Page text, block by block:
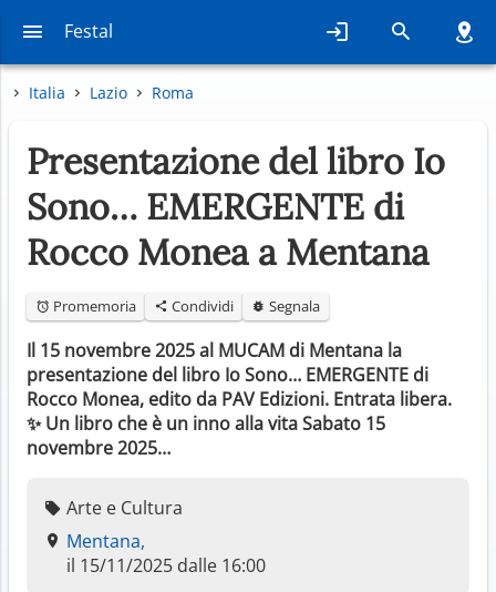
Festal
Italia Lazio Roma
Presentazione del libro Io
Sono… EMERGENTE di
Rocco Monea a Mentana
Promemoria Condividi Segnala
Il 15 novembre 2025 al MUCAM di Mentana la
presentazione del libro Io Sono… EMERGENTE di
Rocco Monea, edito da PAV Edizioni. Entrata libera.
✨ Un libro che è un inno alla vita Sabato 15
novembre 2025…
Arte e Cultura
Mentana,
il 15/11/2025 dalle 16:00